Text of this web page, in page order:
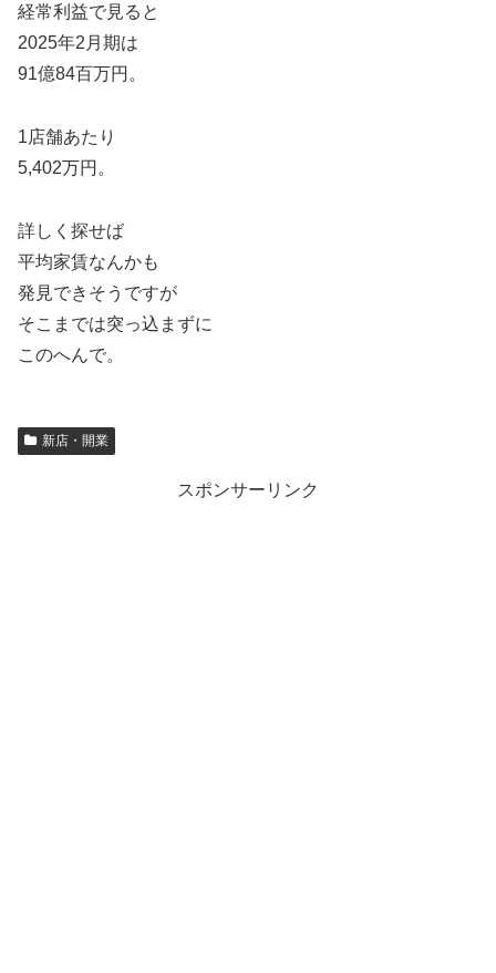
経常利益で見ると
2025年2月期は
91億84百万円。
1店舗あたり
5,402万円。
詳しく探せば
平均家賃なんかも
発見できそうですが
そこまでは突っ込まずに
このへんで。
新店・開業
スポンサーリンク